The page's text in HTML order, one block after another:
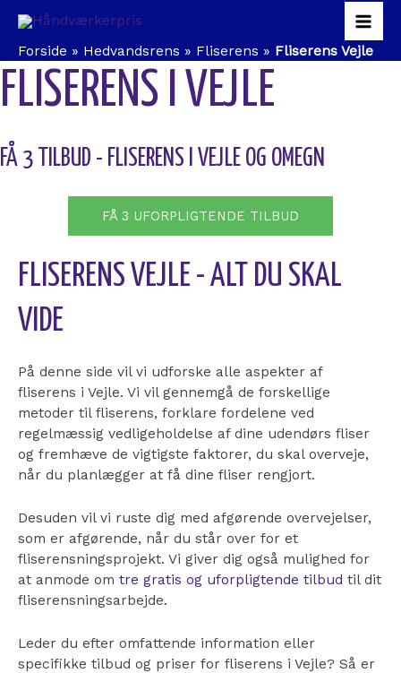
indholdet
Forside » Hedvandsrens » Fliserens » Fliserens Vejle
FLISERENS I VEJLE
FÅ 3 TILBUD - FLISERENS I VEJLE OG OMEGN
FÅ 3 UFORPLIGTENDE TILBUD
FLISERENS VEJLE - ALT DU SKAL
VIDE
På denne side vil vi udforske alle aspekter af
fliserens i Vejle. Vi vil gennemgå de forskellige
metoder til fliserens, forklare fordelene ved
regelmæssig vedligeholdelse af dine udendørs fliser
og fremhæve de vigtigste faktorer, du skal overveje,
når du planlægger at få dine fliser rengjort.
Desuden vil vi ruste dig med afgørende overvejelser,
som er afgørende, når du står over for et
fliserensningsprojekt. Vi giver dig også mulighed for
at anmode om tre gratis og uforpligtende tilbud til dit
fliserensningsarbejde.
Leder du efter omfattende information eller
specifikke tilbud og priser for fliserens i Vejle? Så er